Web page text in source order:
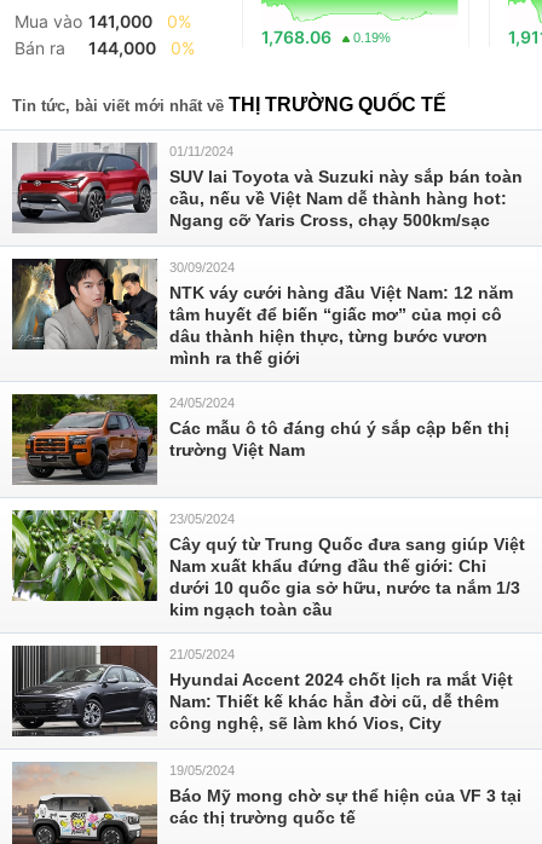
Mua vào 141,000
0%
Bán ra
144,000 0%
1,768.06 0.19%
Tin tức, bài viết mới nhất về THỊ TRƯỜNG QUỐC TẾ
01/11/2024
SUV lai Toyota và Suzuki này sắp bán toàn
cầu, nếu về Việt Nam dễ thành hàng hot:
Ngang cỡ Yaris Cross, chạy 500km/sạc
30/09/2024
NTK váy cưới hàng đầu Việt Nam: 12 năm
tâm huyết để biến “giấc mơ” của mọi cô
dâu thành hiện thực, từng bước vươn
mình ra thế giới
24/05/2024
Các mẫu ô tô đáng chú ý sắp cập bến thị
trường Việt Nam
23/05/2024
Cây quý từ Trung Quốc đưa sang giúp Việt
Nam xuất khẩu đứng đầu thế giới: Chỉ
dưới 10 quốc gia sở hữu, nước ta nắm 1/3
kim ngạch toàn cầu
21/05/2024
Hyundai Accent 2024 chốt lịch ra mắt Việt
Nam: Thiết kế khác hẳn đời cũ, dễ thêm
công nghệ, sẽ làm khó Vios, City
19/05/2024
Báo Mỹ mong chờ sự thể hiện của VF 3 tại
các thị trường quốc tế